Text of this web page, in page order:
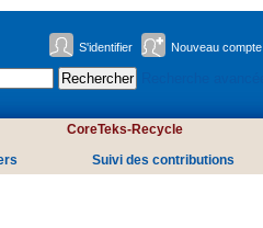
S'identifier Nouveau compte
CoreTeks-Recycle
Suivi des contributions